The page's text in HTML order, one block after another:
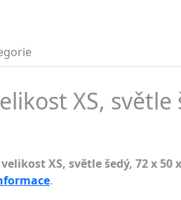
XS, světle
XS, světle šedý, 72 x 50
.